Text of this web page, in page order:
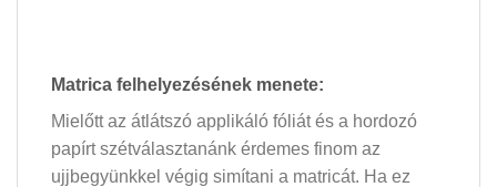
Matrica felhelyezésének menete:
Mielőtt az átlátszó applikáló fóliát és a hordozó
papírt szétválasztanánk érdemes finom az
ujjbegyünkkel végig simítani a matricát. Ha ez